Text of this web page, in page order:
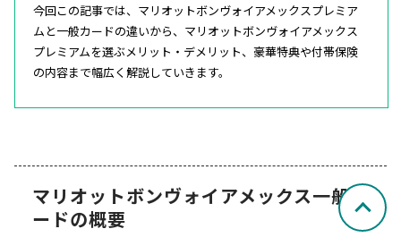
今回この記事では、マリオットボンヴォイアメックスプレミア
ムと一般カードの違いから、マリオットボンヴォイアメックス
プレミアムを選ぶメリット・デメリット、豪華特典や付帯保険
の内容まで幅広く解説していきます。
マリオットボンヴォイアメックス一般カ
ードの概要